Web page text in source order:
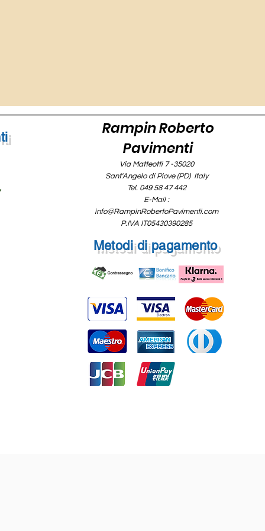
Rampin Roberto
Pavimenti
Via Matteotti 7 -35020
Sant'Angelo di Piove (PD) Italy
Tel. 049 58 47 442
E-Mail :
info@RampinRobertoPavimenti.com
P.IVA IT05430390285
Metodi di pagamento